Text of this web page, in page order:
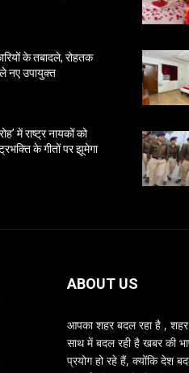
के तबादले, रोहतक
नए उपायुक्त
में राष्ट्र नायकों को
के गीतों पर झूमेगा
ABOUT US
आपका शहर बदल रहा है ,
साथ में बदल रही है खबर की
प्रयोग हो रहे हैं, क्योंकि देश